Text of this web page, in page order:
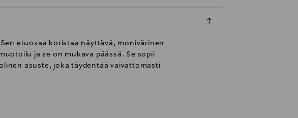
etuosaa koristaa näyttävä, monivärinen
ja se on mukava päässä. Se sopii
asuste, joka täydentää vaivattomasti